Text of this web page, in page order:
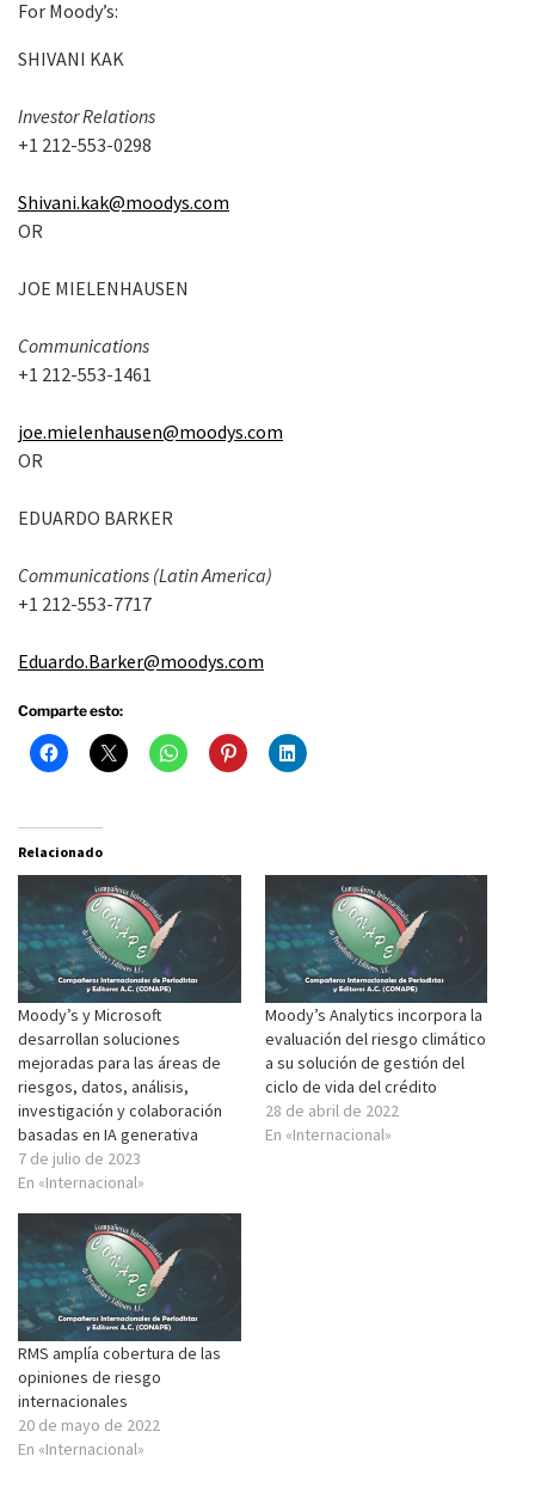
For Moody’s:
SHIVANI KAK
Investor Relations
+1 212-553-0298
Shivani.kak@moodys.com
OR
JOE MIELENHAUSEN
Communications
+1 212-553-1461
joe.mielenhausen@moodys.com
OR
EDUARDO BARKER
Communications (Latin America)
+1 212-553-7717
Eduardo.Barker@moodys.com
Comparte esto:
Relacionado
Moody’s y Microsoft
desarrollan soluciones
mejoradas para las áreas de
riesgos, datos, análisis,
investigación y colaboración
basadas en IA generativa
7 de julio de 2023
En «Internacional»
Moody’s Analytics incorpora la
evaluación del riesgo climático
a su solución de gestión del
ciclo de vida del crédito
28 de abril de 2022
En «Internacional»
RMS amplía cobertura de las
opiniones de riesgo
internacionales
20 de mayo de 2022
En «Internacional»